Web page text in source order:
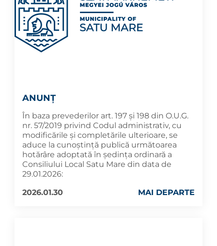
ANUNȚ
În baza prevederilor art. 197 și 198 din O.U.G.
nr. 57/2019 privind Codul administrativ, cu
modificările și completările ulterioare, se
aduce la cunoștință publică următoarea
hotărâre adoptată în ședința ordinară a
Consiliului Local Satu Mare din data de
29.01.2026:
2026.01.30
MAI DEPARTE